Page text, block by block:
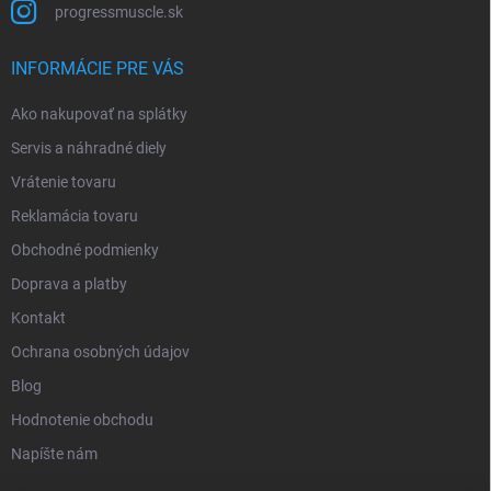
progressmuscle.sk
INFORMÁCIE PRE VÁS
Ako nakupovať na splátky
Servis a náhradné diely
Vrátenie tovaru
Reklamácia tovaru
Obchodné podmienky
Doprava a platby
Kontakt
Ochrana osobných údajov
Blog
Hodnotenie obchodu
Napíšte nám